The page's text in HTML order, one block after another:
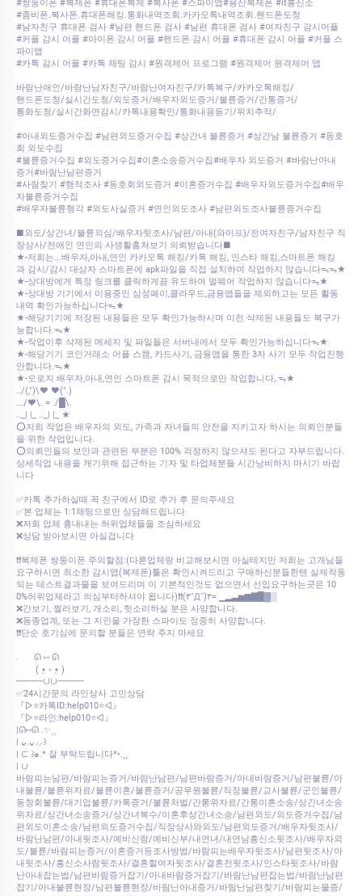
#쌍둥이폰 #복제폰 #휴대폰복제 #복사폰 #스파이앱#용산복제폰 #it흥신소
#좀비폰.복사폰.휴대폰해킹.통화내역조회.카카오톡내역조회.핸드폰도청
#남자친구 휴대폰 검사 #남편 핸드폰 검사 #남편 휴대폰 검사 #여자친구 감시어플
#커플 감시 어플 #아이폰 감시 어플 #핸드폰 감시 어플 #휴대폰 감시 어플 #커플 스
파이앱
#카톡 감시 어플 #카톡 채팅 감시 #원격제어 프로그램 #원격제어 원격제어 앱
바람난애인/바람난남자친구/바람난여자친구/카톡복구/카카오톡해킹/
핸드폰도청/실시간도청/외도증거/배우자외도증거/불륜증거/간통증거/
통화도청/실시간화면감시/카톡내용확인/통화내용듣기/위치추적/
#아내외도증거수집 #남편외도증거수집 #상간녀 불륜증거 #상간남 불륜증거 #동호
회 외도수집
#불륜증거수집 #외도증거수집#이혼소송증거수집#배우자 외도증거 #바람난아내
증거#바람난남편증거
#사람찾기 #행적조사 #동호회외도증거 #이혼증거수집 #배우자외도증거수집#배우
자불륜증거수집
#배우자불륜행각 #외도사실증거 #연인외도조사 #남편외도조사불륜증거수집
■외도/상간녀/불륜의심/배우자뒷조사/남편/아내(와이프)/전여자친구/남자친구 직
장상사/전애인 연인의 사생활훔쳐보기 의뢰받습니다■
★-저희는...배우자,아내,연인 카카오톡 해킹/카톡 해킹, 인스타 해킹,스마트폰 해킹
과 감시/감시 대상자 스마트폰에 apk파일을 직접 설치하여 작업하지 않습니다ᯓᯓ★
★-상대방에게 특정 링크를 클릭하게끔 유도하여 멀웨어 작업하지 않습니다ᯓ★
★-상대방 기기에서 이용중인 삼성페이,클라우드,금융앱들을 제외하고는 모든 활동
내역 확인가능하십니다ᯓ★
★-해당기기에 저장된 내용들은 모두 확인가능하시며 이전 삭제된 내용들도 복구가
능합니다.ᯓ★
★-작업이후 삭제된 메세지 및 파일들은 서버내에서 모두 확인가능하십니다ᯓ★
★-해당기기 코인거래소 어플 스캠, 카드사기, 금융앱을 통한 3자 사기 모두 작업진행
안합니다.ᯓ★
★-오로지 배우자,아내,연인 스마트폰 감시 목적으로만 작업합니다,.ᯓ★
../(,")\♥ ♥(".)
.../♥\. = ./█\.
.._| |_ .._| |_ ★
⭕저희 작업은 배우자의 외도, 가족과 자녀들의 안전을 지키고자 하시는 의뢰인분들
을 위한 작업입니다.
⭕의뢰인들의 보안과 관련된 부분은 100% 걱정하지 않으셔도 된다고 자부드립니다.
상세작업 내용을 캐기위해 접근하는 기자 및 타업체분들 시간낭비하지 마시기 바랍
니다
✅카톡 추가하실때 꼭 친구에서 ID로 추가 후 문의주세요
✅본 업체는 1:1채팅으로만 상담해드립니다
❌저희 업체 흉내내는 허위업체들을 조심하세요
❌상담 받아보시면 아실겁니다
❗❗복제폰 쌍둥이폰 주의할점:(다른업체랑 비교해보시면 아실테지만 저희는 고개님들
요구하시면 최소한 감시앱(복제폰)툴은 확인시켜드리고 구매하신분들한텐 실제작동
되는 테스트결과물을 보여드리며 이 기본적인것도 없으면서 선입요구하는곳은 10
0%허위업체라고 의심부터하셔야 됩니다)❗❗(۳˚Д˚)۳= ▁▂▃▅▆▇█▓▒
❌간보기, 찔러보기, 개소리, 헛소리하실 분은 사양합니다.
❌동종업계, 또는 그 지인을 가장한 스파이도 정중히 사양합니다.
❗❗단순 호기심에 문의할 분들은 연락 주지 마세요
.⠀⠀ ᘏ ⑅ ᘏ
⠀⠀⠀( •̤ ༝ •̤ )
━━━∪∪━━━
✅24시간문의 라인상사 고민상담
『▷⭐카톡ID:help010⭐◁』
『▷⭐라인:help010⭐◁』
|ᘏ⑅ᘏ .✨⸒⸒
| ᴗ͈.ᴗ͈⸝⸝꒱
| ⊂ ꒱๑.* 잘 부탁드립니다*•.¸¸
| ∪
바람피는남편/바람피는증거/바람난남편/남편바람증거/아내바람증거/남편불륜/아
내불륜/불륜위자료/불륜이혼/불륜증거/공무원불륜/직장불륜/교사불륜/군인불륜/
동창회불륜/대기업불륜/카톡증거/불륜처벌/간통위자료/간통이혼소송/상간녀소송
위자료/상간녀소송증거/상간녀복수/이혼후상간녀소송/남편외도/외도증거수집/남
편외도이혼소송/남편외도증거수집/직장상사와외도/남편외도증거/배우자뒷조사/
바람난남편/아내뒷조사/예비신랑/예비신부/내연녀/내연남흥신소뒷조사/배우자외
도/불륜/바람피는증거/이혼증거등조사방법/바람피는배우자뒷조사/남편뒷조사/아
내뒷조사/흥신소사람뒷조사/결혼할여자뒷조사/결혼전뒷조사/인스타뒷조사/바람
난아내잡는법/남편바람증거잡기/아내바람증거잡기/바람난남편잡는법/바람난남편
잡기/아내불륜현장/남편불륜현장/바람난아내증거/바람난남편찾기/바람피는물증/